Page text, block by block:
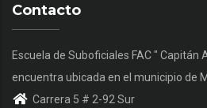
Contacto
Escuela de Suboficiales FAC " Capitán
encuentra ubicada en el municipio de
Carrera 5 # 2-92 Sur